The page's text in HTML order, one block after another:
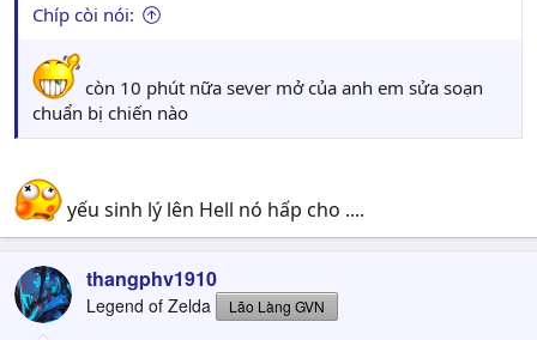
Chíp còi nói:
còn 10 phút nữa sever mở của anh em sửa soạn
chuẩn bị chiến nào
yếu sinh lý lên Hell nó hấp cho ....
thangphv1910
Legend of Zelda Lão Làng GVN